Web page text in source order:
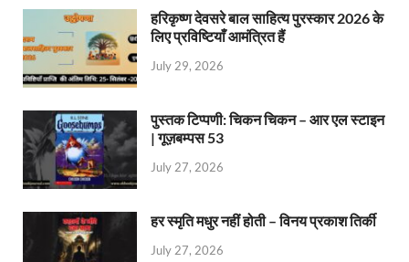
हरिकृष्ण देवसरे बाल साहित्य पुरस्कार 2026 के
लिए प्रविष्टियाँ आमंत्रित हैं
July 29, 2026
पुस्तक टिप्पणी: चिकन चिकन – आर एल स्टाइन
| गूज़बम्पस 53
July 27, 2026
हर स्मृति मधुर नहीं होती – विनय प्रकाश तिर्की
July 27, 2026